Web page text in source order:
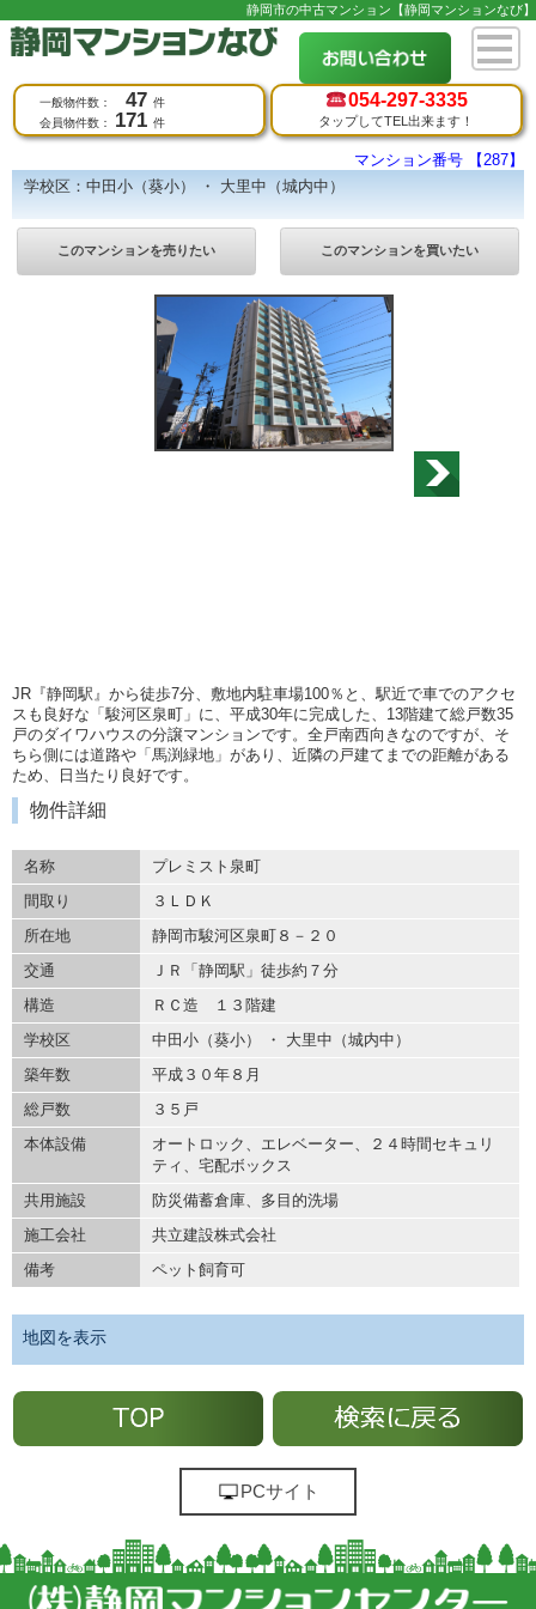
静岡市の中古マンション【静岡マンションなび】
一般物件数： 47 件
会員物件数：
171 件
054-297-3335
タップしてTEL出来ます！
マンション番号 【287】
学校区：中田小（葵小） ・ 大里中（城内中）
このマンションを売りたい このマンションを買いたい
JR『静岡駅』から徒歩7分、敷地内駐車場100％と、駅近で車でのアクセ
スも良好な「駿河区泉町」に、平成30年に完成した、13階建て総戸数35
戸のダイワハウスの分譲マンションです。全戸南西向きなのですが、そ
ちら側には道路や「馬渕緑地」があり、近隣の戸建てまでの距離がある
ため、日当たり良好です。
物件詳細
名称
プレミスト泉町
間取り
３ＬＤＫ
所在地
静岡市駿河区泉町８－２０
交通
ＪＲ「静岡駅」徒歩約７分
構造
ＲＣ造 １３階建
学校区
中田小（葵小） ・ 大里中（城内中）
築年数
平成３０年８月
総戸数
３５戸
本体設備
オートロック、エレベーター、２４時間セキュリ
ティ、宅配ボックス
共用施設
防災備蓄倉庫、多目的洗場
施工会社
共立建設株式会社
備考
ペット飼育可
地図を表示
PCサイト